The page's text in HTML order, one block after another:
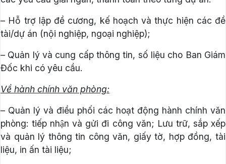
– Hỗ trợ lập đề cương, kế hoạch và thực hiện các đề
tài/dự án (nội nghiệp, ngoại nghiệp);
– Quản lý và cung cấp thông tin, số liệu cho Ban Giám
Đốc khi có yêu cầu.
Về hành chính văn phòng:
– Quản lý và điều phối các hoạt động hành chính văn
phòng: tiếp nhận và gửi đi công văn; Lưu trữ, sắp xếp
và quản lý thông tin công văn, giấy tờ, hợp đồng, tài
liệu, in ấn tài liệu;